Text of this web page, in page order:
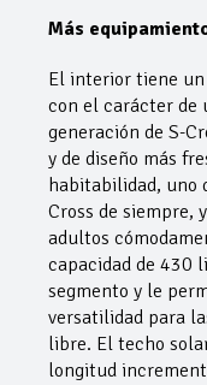
Más
El interior tiene
con el carácter de
generación de S-
y de diseño más
habitabilidad, uno
Cross de siempre,
adultos
capacidad de 430
segmento y le
versatilidad para
libre. El techo
longitud